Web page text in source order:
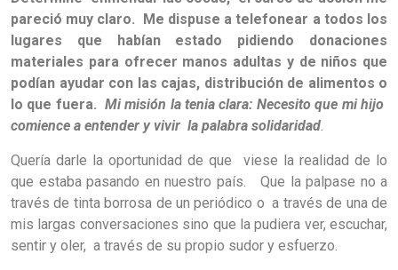
pareció muy claro. Me dispuse a telefonear a todos los
lugares que habían estado pidiendo donaciones
materiales para ofrecer manos adultas y de niños que
podían ayudar con las cajas, distribución de alimentos o
lo que fuera. Mi misión la tenia clara: Necesito que mi hijo
comience a entender y vivir la palabra solidaridad.
Quería darle la oportunidad de que viese la realidad de lo
que estaba pasando en nuestro país. Que la palpase no a
través de tinta borrosa de un periódico o a través de una de
mis largas conversaciones sino que la pudiera ver, escuchar,
sentir y oler, a través de su propio sudor y esfuerzo.